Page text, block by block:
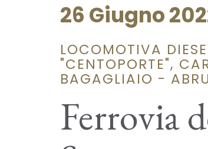
26 Giugno
LOCOMOTIVA
"CENTOPORTE",
BAGAGLIAIO -
Ferrovia